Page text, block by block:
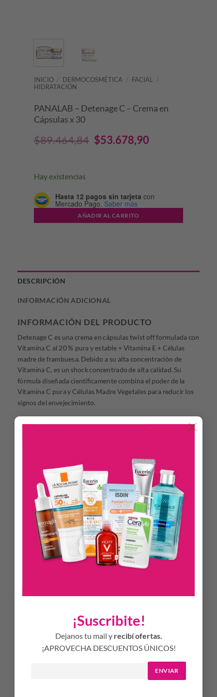
¡Suscribite!
Dejanos tu mail y recibí ofertas.
¡APROVECHA DESCUENTOS ÚNICOS!
ENVIAR
×
INICIO / DERMOCOSMÉTICA / FACIAL
/
HIDRATACIÓN
PANALAB – Detenage C – Crema en
Cápsulas x 30
$89.464,84 El
$89.464,84.
$53.678,90
$53.678,90.
Hay existencias
Hasta 12 pagos sin tarjeta con
Mercado Pago. Saber más
AÑADIR AL CARRITO
DESCRIPCIÓN
INFORMACIÓN ADICIONAL
INFORMACIÓN DEL PRODUCTO
Detenage C es una crema en cápsulas twist off formulada con
Vitamina C al 20 % pura y estable + Vitamina E + Células
madre de frambuesa. Debido a su alta concentración de
Vitamina C, es un shock concentrado de alta calidad. Su
fórmula diseñada científicamente combina el poder de la
Vitamina C pura y Células Madre Vegetales para reducir los
signos del envejecimiento.
Su presentación en monodosis permite aplicar la dosis justa y
además, evita la oxidación de la vitamina C que se produce
¿Cuáles son los beneficios del uso regular de
Detenage C?
Mejora la luminosidad y el tono de la piel.
Mejora la firmeza y elasticidad de la piel.
Aporta suavidad, reduce líneas finas y arrugas.
Remodela el contorno facial.
Mejora la apariencia de manchas oscuras.
INSTRUCCIONES DE USO
Extraer el contenido de la cápsula girando la parte superior y
colocarlo en la palma de la mano, con la yema de los dedos
distribuir suavemente por toda la superficie del rostro.